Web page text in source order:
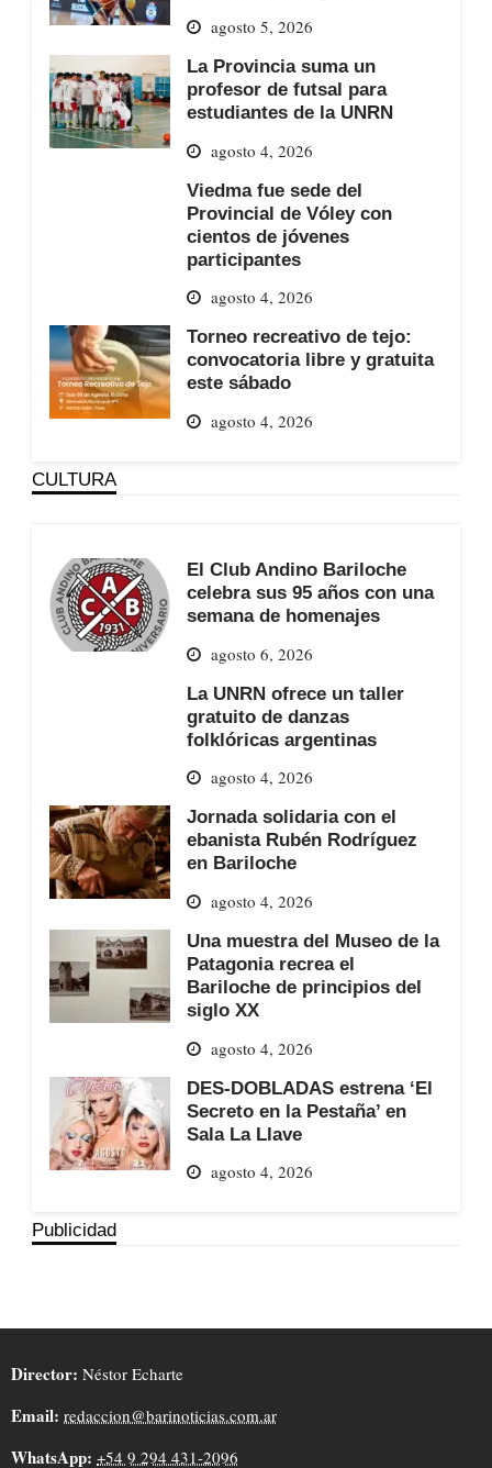
agosto 5, 2026
La Provincia suma un
profesor de futsal para
estudiantes de la UNRN
agosto 4, 2026
Viedma fue sede del
Provincial de Vóley con
cientos de jóvenes
participantes
agosto 4, 2026
Torneo recreativo de tejo:
convocatoria libre y gratuita
este sábado
agosto 4, 2026
CULTURA
El Club Andino Bariloche
celebra sus 95 años con una
semana de homenajes
agosto 6, 2026
La UNRN ofrece un taller
gratuito de danzas
folklóricas argentinas
agosto 4, 2026
Jornada solidaria con el
ebanista Rubén Rodríguez
en Bariloche
agosto 4, 2026
Una muestra del Museo de la
Patagonia recrea el
Bariloche de principios del
siglo XX
agosto 4, 2026
DES-DOBLADAS estrena ‘El
Secreto en la Pestaña’ en
Sala La Llave
agosto 4, 2026
Publicidad
Director: Néstor Echarte
Email: redaccion@barinoticias.com.ar
WhatsApp: +54 9 294 431-2096